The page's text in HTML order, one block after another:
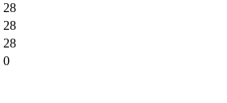
28
28
28
0